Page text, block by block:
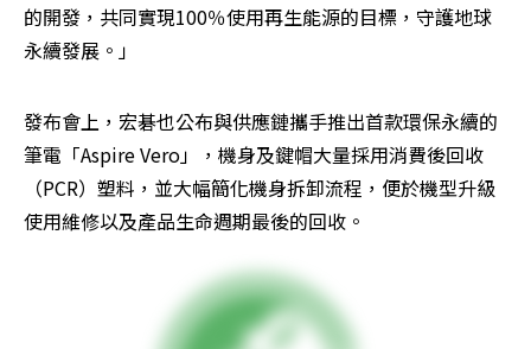
的開發，共同實現100％使用再生能源的目標，守護地球
永續發展。」
發布會上，宏碁也公布與供應鏈攜手推出首款環保永續的
筆電「Aspire Vero」，機身及鍵帽大量採用消費後回收
（PCR）塑料，並大幅簡化機身拆卸流程，便於機型升級
使用維修以及產品生命週期最後的回收。